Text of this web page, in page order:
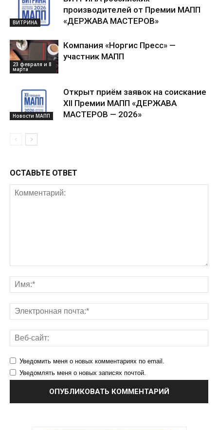
ВИТРИНА
производителей от Премии МАПП
«ДЕРЖАВА МАСТЕРОВ»
23 февраля и 8
марта
Компания «Норгис Пресс» —
участник МАПП
Новости МАПП
Открыт приём заявок на соискание
XII Премии МАПП «ДЕРЖАВА
МАСТЕРОВ — 2026»
ОСТАВЬТЕ ОТВЕТ
Уведомить меня о новых комментариях по email.
Уведомлять меня о новых записях почтой.